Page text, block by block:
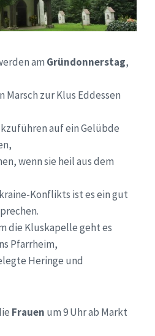
am Gründonnerstag,
Marsch zur Klus Eddessen
auf ein Gelübde
wenn sie heil aus dem
Konflikts ist es ein gut
die Kluskapelle geht es
Pfarrheim,
Heringe und
Frauen um 9 Uhr ab Markt